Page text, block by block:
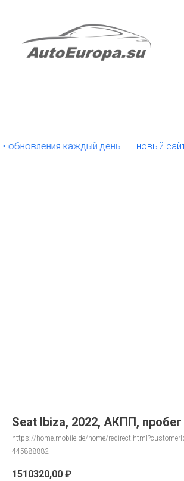
каждый день новый сайт
Seat Ibiza, 2022, АКПП,
https://home.mobile.de/home/
445888882
1510320,00 ₽